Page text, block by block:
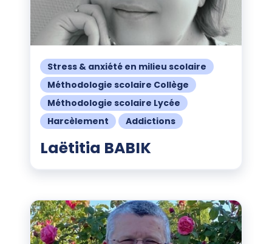
Stress & anxiété en milieu scolaire
Méthodologie scolaire Collège
Méthodologie scolaire Lycée
Harcèlement
Addictions
Laëtitia BABIK